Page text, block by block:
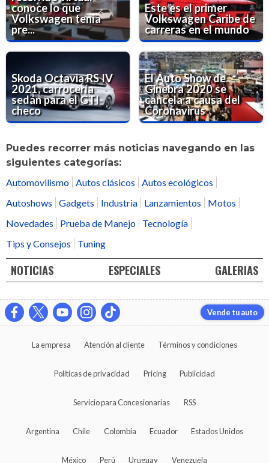
conoce lo que
Volkswagen tenía
pre...
Este es el primer
Volkswagen Caribe de
carreras en el mundo
Skoda Octavia RS IV
2021, carrocería
sedán para el GTI
checo
El Auto Show de
Ginebra 2020 se
cancela a causa del
Coronavirus
Puedes recorrer más noticias navegando en las
siguientes categorías:
Automovilismo
Autos clásicos
Autos ecológicos
Autoshows
Gadgets Industria Lanzamientos
Motos
Novedades
Prueba de Manejo
Tecnología
Tips y Consejos
Tuning
NOTICIAS ESPECIALES GALERIAS
Vende tu auto
La empresa Atención al cliente Términos y condiciones
Políticas de privacidad Pricing Publicidad
Servicio para Concesionarias RSS
Argentina Chile Colombia Ecuador Estados Unidos
México Perú Uruguay Venezuela